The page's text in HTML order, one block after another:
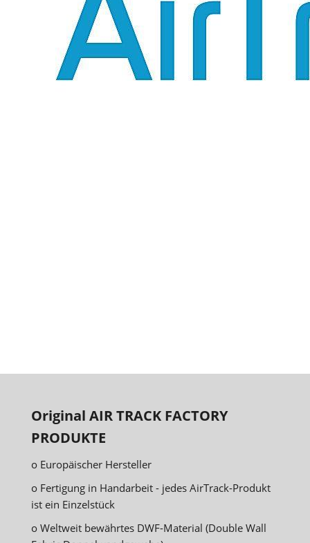
Original AIR TRACK FACTORY
PRODUKTE
o Europäischer Hersteller
o Fertigung in Handarbeit - jedes AirTrack-Produkt
ist ein Einzelstück
o Weltweit bewährtes DWF-Material (Double Wall